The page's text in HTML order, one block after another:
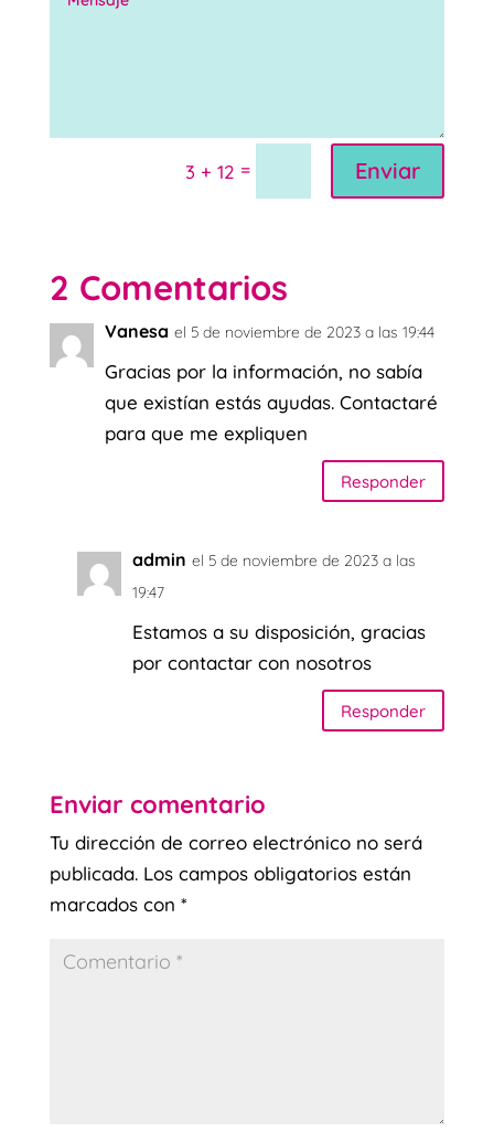
3 + 12 = Enviar
2 Comentarios
Vanesa el 5 de noviembre de 2023 a las 19:44
Gracias por la información, no sabía
que existían estás ayudas. Contactaré
para que me expliquen
Responder
admin el 5 de noviembre de 2023 a las
19:47
Estamos a su disposición, gracias
por contactar con nosotros
Responder
Enviar comentario
Tu dirección de correo electrónico no será
publicada. Los campos obligatorios están
marcados con *